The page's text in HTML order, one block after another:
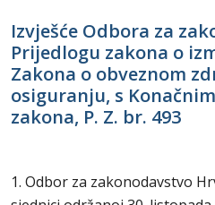
Izvješće Odbora za
Prijedlogu zakona o
Zakona o obveznom
osiguranju, s
zakona, P. Z. br. 493
1. Odbor za zakonodavstvo